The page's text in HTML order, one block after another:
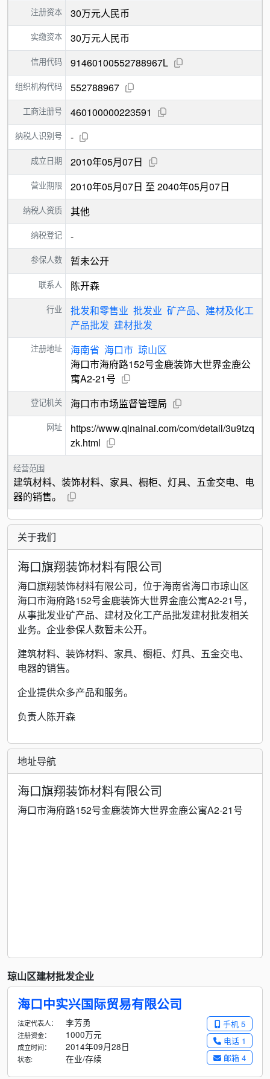
注册资本 30万元人民币
实缴资本 30万元人民币
信用代码 91460100552788967L
组织机构代码 552788967
工商注册号 460100000223591
纳税人识别号 -
成立日期 2010年05月07日
营业期限 2010年05月07日 至 2040年05月07日
纳税人资质 其他
纳税登记 -
参保人数 暂未公开
联系人 陈开森
行业 批发和零售业 批发业 矿产品、建材及化工
产品批发 建材批发
注册地址 海南省 海口市 琼山区
海口市海府路152号金鹿装饰大世界金鹿公
寓A2-21号
登记机关 海口市市场监督管理局
网址
https://www.qinainai.com/com/detail/3u9tzq
zk.html
经营范围
建筑材料、装饰材料、家具、橱柜、灯具、五金交电、电
器的销售。
关于我们
海口旗翔装饰材料有限公司
海口旗翔装饰材料有限公司，位于海南省海口市琼山区
海口市海府路152号金鹿装饰大世界金鹿公寓A2-21号，
从事批发业矿产品、建材及化工产品批发建材批发相关
业务。企业参保人数暂未公开。
建筑材料、装饰材料、家具、橱柜、灯具、五金交电、
电器的销售。
企业提供众多产品和服务。
负责人陈开森
地址导航
海口旗翔装饰材料有限公司
海口市海府路152号金鹿装饰大世界金鹿公寓A2-21号
琼山区建材批发企业
海口中实兴国际贸易有限公司
手机 5
电话 1
邮箱 4
法定代表人： 李芳勇
注册资金： 1000万元
成立时间： 2014年09月28日
状态: 在业/存续